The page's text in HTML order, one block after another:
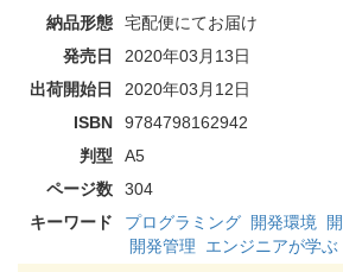
納品形態
宅配便にてお届け
発売日
2020年03月13日
出荷開始日
2020年03月12日
ISBN
9784798162942
判型
A5
ページ数
304
キーワード
プログラミング 開発環境
開発管理
エンジニアが学ぶ